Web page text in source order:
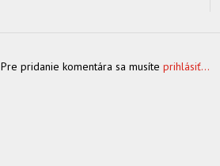
Pre pridanie komentára sa musíte prihlásiť...